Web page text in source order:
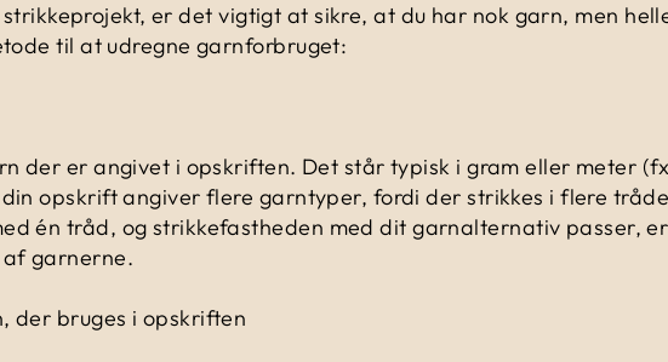
er det vigtigt at sikre, at du har nok garn, men
til at udregne garnforbruget:
der er angivet i opskriften. Det står typisk i gram eller meter (fx
opskrift angiver flere garntyper, fordi der strikkes i flere tråde
én tråd, og strikkefastheden med dit garnalternativ passer, er
garnerne.
der bruges i opskriften